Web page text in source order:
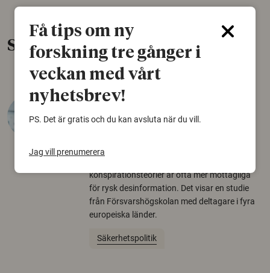
Senaste nytt
Varför tror vissa på rysk
desinformation?
konspirationsteorier är ofta mer mottagliga
för rysk desinformation. Det visar en studie
från Försvarshögskolan med deltagare i fyra
europeiska länder.
Säkerhetspolitik
Få tips om ny
forskning tre gånger i
veckan med vårt
nyhetsbrev!
PS. Det är gratis och du kan avsluta när du vill.
Jag vill prenumerera